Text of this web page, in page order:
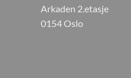
Arkaden 2.etasje
0154 Oslo